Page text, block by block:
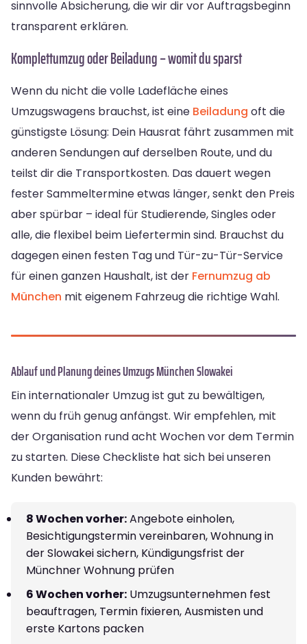
sinnvolle Absicherung, die wir dir vor Auftragsbeginn
transparent erklären.
Komplettumzug oder Beiladung – womit du sparst
Wenn du nicht die volle Ladefläche eines
Umzugswagens brauchst, ist eine Beiladung oft die
günstigste Lösung: Dein Hausrat fährt zusammen mit
anderen Sendungen auf derselben Route, und du
teilst dir die Transportkosten. Das dauert wegen
fester Sammeltermine etwas länger, senkt den Preis
aber spürbar – ideal für Studierende, Singles oder
alle, die flexibel beim Liefertermin sind. Brauchst du
dagegen einen festen Tag und Tür-zu-Tür-Service
für einen ganzen Haushalt, ist der Fernumzug ab
München mit eigenem Fahrzeug die richtige Wahl.
Ablauf und Planung deines Umzugs München Slowakei
Ein internationaler Umzug ist gut zu bewältigen,
wenn du früh genug anfängst. Wir empfehlen, mit
der Organisation rund acht Wochen vor dem Termin
zu starten. Diese Checkliste hat sich bei unseren
Kunden bewährt:
8 Wochen vorher:Angebote einholen,
Besichtigungstermin vereinbaren, Wohnung in
der Slowakei sichern, Kündigungsfrist der
Münchner Wohnung prüfen
6 Wochen vorher: Umzugsunternehmen fest
beauftragen, Termin fixieren, Ausmisten und
erste Kartons packen